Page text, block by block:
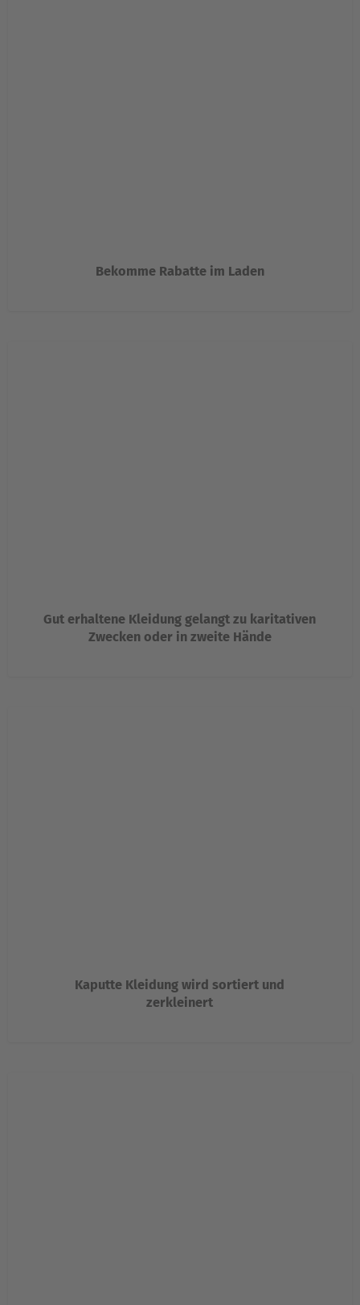
Bekomme Rabatte im Laden
Gut erhaltene Kleidung gelangt zu karitativen
Zwecken oder in zweite Hände
Kaputte Kleidung wird sortiert und
zerkleinert